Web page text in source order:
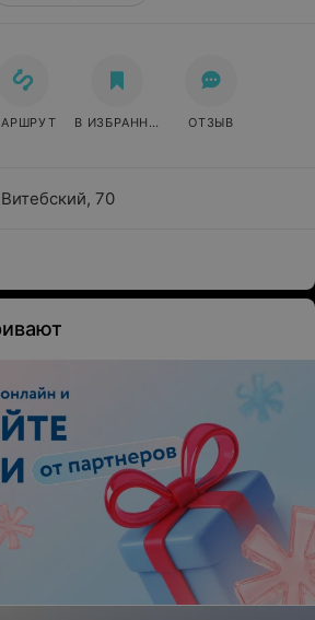
70
В ИЗБРАННОЕ ОТЗЫВ